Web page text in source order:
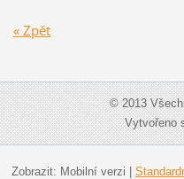
« Zpět
© 2013
Vytvořeno
Zobrazit: Mobilní verzi